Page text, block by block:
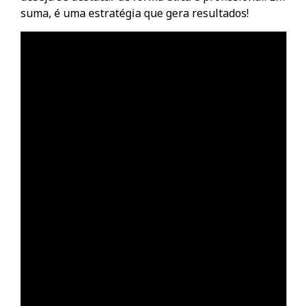
suma, é uma estratégia que gera resultados!